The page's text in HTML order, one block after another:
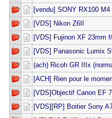
[vendu] SONY RX100
[VDS] Nikon Z6II
[VDS] Fujinon XF 23mm
[VDS] Panasonic Lumix
(ach) Ricoh GR IIIx
[ACH] Rien pour le
[VDS]Objectif Canon EF
[VDS][RP] Boitier Sony